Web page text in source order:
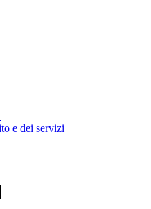
e dei servizi